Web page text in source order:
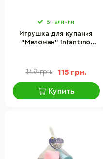
В наличии
Игрушка для купания
"Меломан" Infantino
149 грн. 115 грн.
Купить